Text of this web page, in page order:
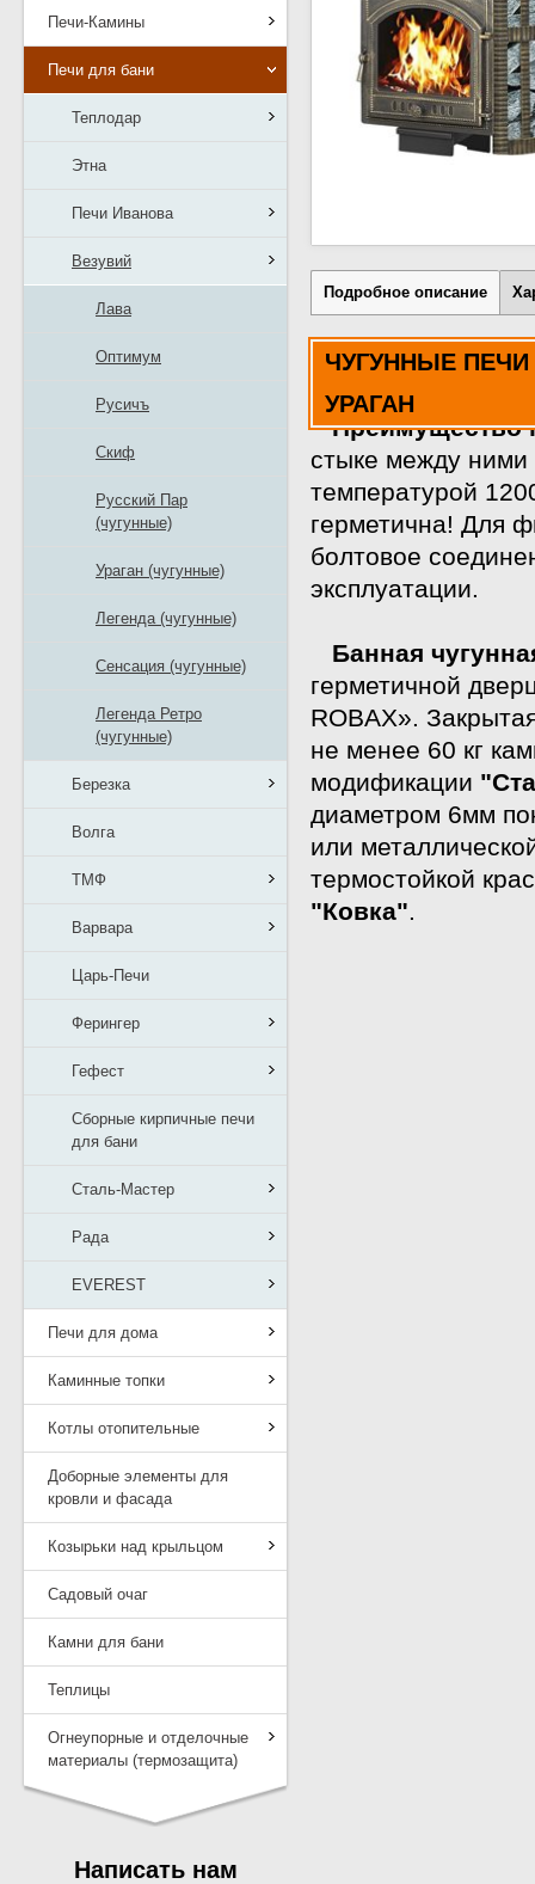
Печи-Камины
Печи для бани
Теплодар
Этна
Печи Иванова
Везувий
Лава
Оптимум
Русичъ
Скиф
Русский Пар
(чугунные)
Ураган (чугунные)
Легенда (чугунные)
Сенсация (чугунные)
Легенда Ретро
(чугунные)
Березка
Волга
ТМФ
Варвара
Царь-Печи
Ферингер
Гефест
Сборные кирпичные печи
для бани
Сталь-Мастер
Рада
EVEREST
Печи для дома
Каминные топки
Котлы отопительные
Доборные элементы для
кровли и фасада
Козырьки над крыльцом
Садовый очаг
Камни для бани
Теплицы
Огнеупорные и отделочные
материалы (термозащита)
Написать нам
Подробное описание
ЧУГУННЫЕ
УРАГАН
Преимущество
стыке между ними
температурой
герметична! Для
болтовое
эксплуатации.
Банная
герметичной
ROBAX».
не менее 60 кг
модификации
диаметром 6мм
или
термостойкой
"Ковка".